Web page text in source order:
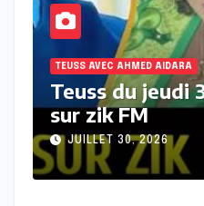
TEUSS AVEC AHMED
Teuss du
2026 sur Zik
JUILLET 29, 2026